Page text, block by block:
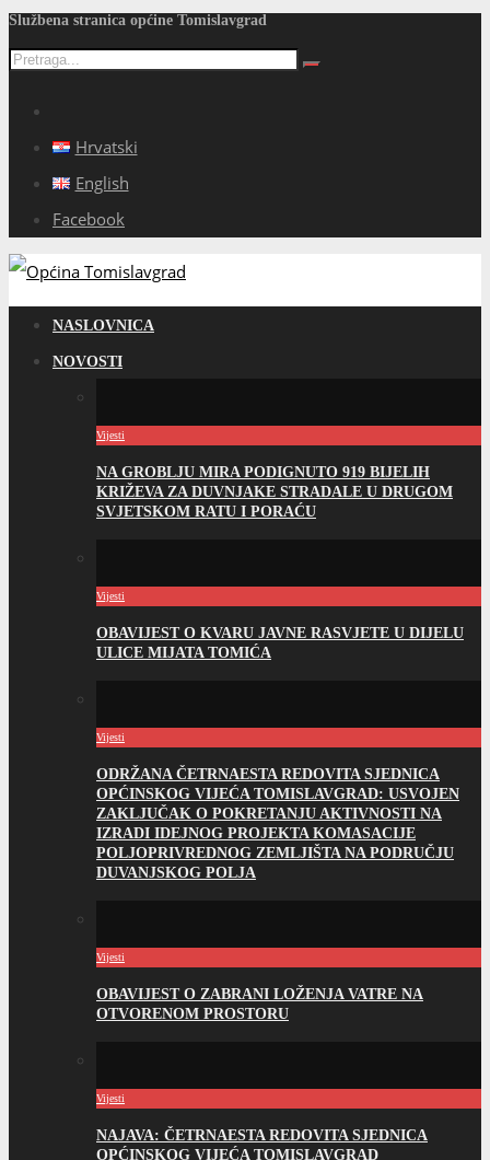
Službena stranica općine Tomislavgrad
Hrvatski
English
Facebook
NASLOVNICA
NOVOSTI
Vijesti
NA GROBLJU MIRA PODIGNUTO 919 BIJELIH
KRIŽEVA ZA DUVNJAKE STRADALE U DRUGOM
SVJETSKOM RATU I PORAĆU
Vijesti
OBAVIJEST O KVARU JAVNE RASVJETE U DIJELU
ULICE MIJATA TOMIĆA
Vijesti
ODRŽANA ČETRNAESTA REDOVITA SJEDNICA
OPĆINSKOG VIJEĆA TOMISLAVGRAD: USVOJEN
ZAKLJUČAK O POKRETANJU AKTIVNOSTI NA
IZRADI IDEJNOG PROJEKTA KOMASACIJE
POLJOPRIVREDNOG ZEMLJIŠTA NA PODRUČJU
DUVANJSKOG POLJA
Vijesti
OBAVIJEST O ZABRANI LOŽENJA VATRE NA
OTVORENOM PROSTORU
Vijesti
NAJAVA: ČETRNAESTA REDOVITA SJEDNICA
OPĆINSKOG VIJEĆA TOMISLAVGRAD